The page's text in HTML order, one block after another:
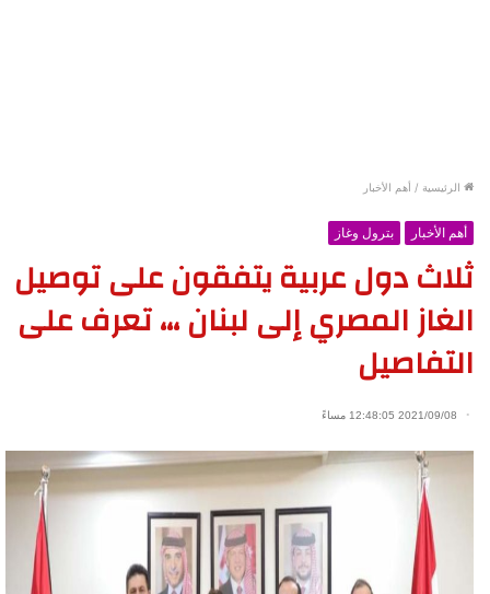
الرئيسية / أهم الأخبار
أهم الأخبار بترول وغاز
ثلاث دول عربية يتفقون على توصيل
الغاز المصري إلى لبنان ،،، تعرف على
التفاصيل
2021/09/08 12:48:05 مساءً